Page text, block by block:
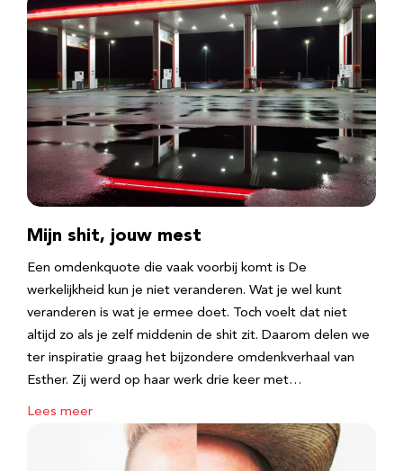
Mijn shit, jouw mest
Een omdenkquote die vaak voorbij komt is De
werkelijkheid kun je niet veranderen. Wat je wel kunt
veranderen is wat je ermee doet. Toch voelt dat niet
altijd zo als je zelf middenin de shit zit. Daarom delen we
ter inspiratie graag het bijzondere omdenkverhaal van
Esther. Zij werd op haar werk drie keer met…
Lees meer